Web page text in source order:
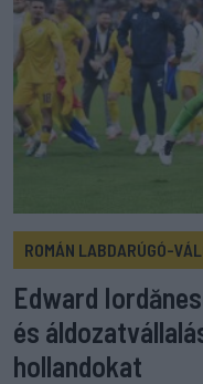
ROMÁN LABDARÚGÓ-
Edward
és
hollandokat